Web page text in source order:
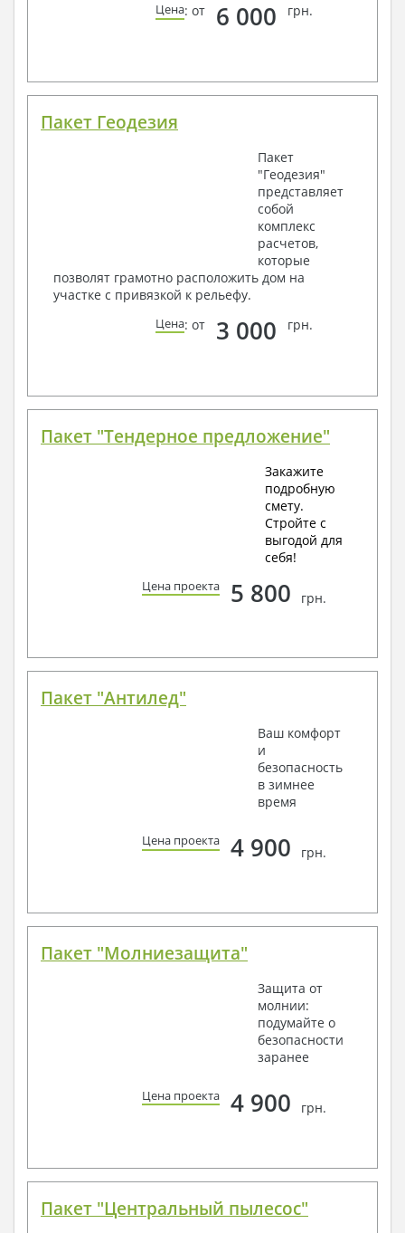
Цена: от 6 000 грн.
Пакет Геодезия
Пакет
"Геодезия"
представляет
собой
комплекс
расчетов,
которые
позволят грамотно расположить дом на
участке с привязкой к рельефу.
Цена: от 3 000 грн.
Пакет "Тендерное предложение"
Закажите
подробную
смету.
Стройте с
выгодой для
себя!
Цена проекта 5 800 грн.
Пакет "Антилед"
Ваш комфорт
и
безопасность
в зимнее
время
Цена проекта 4 900 грн.
Пакет "Молниезащита"
Защита от
молнии:
подумайте о
безопасности
заранее
Цена проекта 4 900 грн.
Пакет "Центральный пылесос"